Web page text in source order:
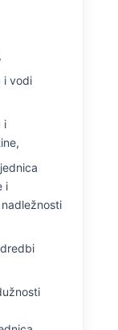
i vodi
i
i